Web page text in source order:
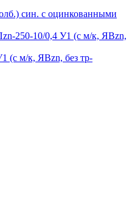
син. с оцинкованными
(с м/к, ЯВzn, без тр-